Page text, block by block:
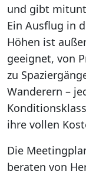
und gibt
Ein Ausflug in
Höhen ist
geeignet, von
zu
Wanderern –
ihre vollen
Die
beraten von